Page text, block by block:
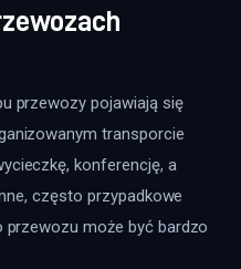
przewozy pojawiają się
transporcie
konferencję, a
często przypadkowe
przewozu może być bardzo